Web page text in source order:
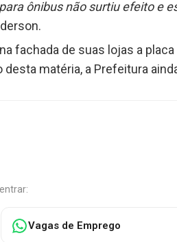
ônibus não surtiu efeito e
fachada de suas lojas a
matéria, a Prefeitura
Vagas de Emprego